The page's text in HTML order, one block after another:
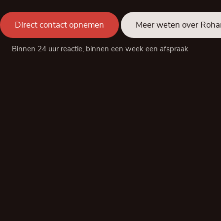
Direct contact opnemen Meer weten over
Binnen 24 uur reactie, binnen een week een afspraak